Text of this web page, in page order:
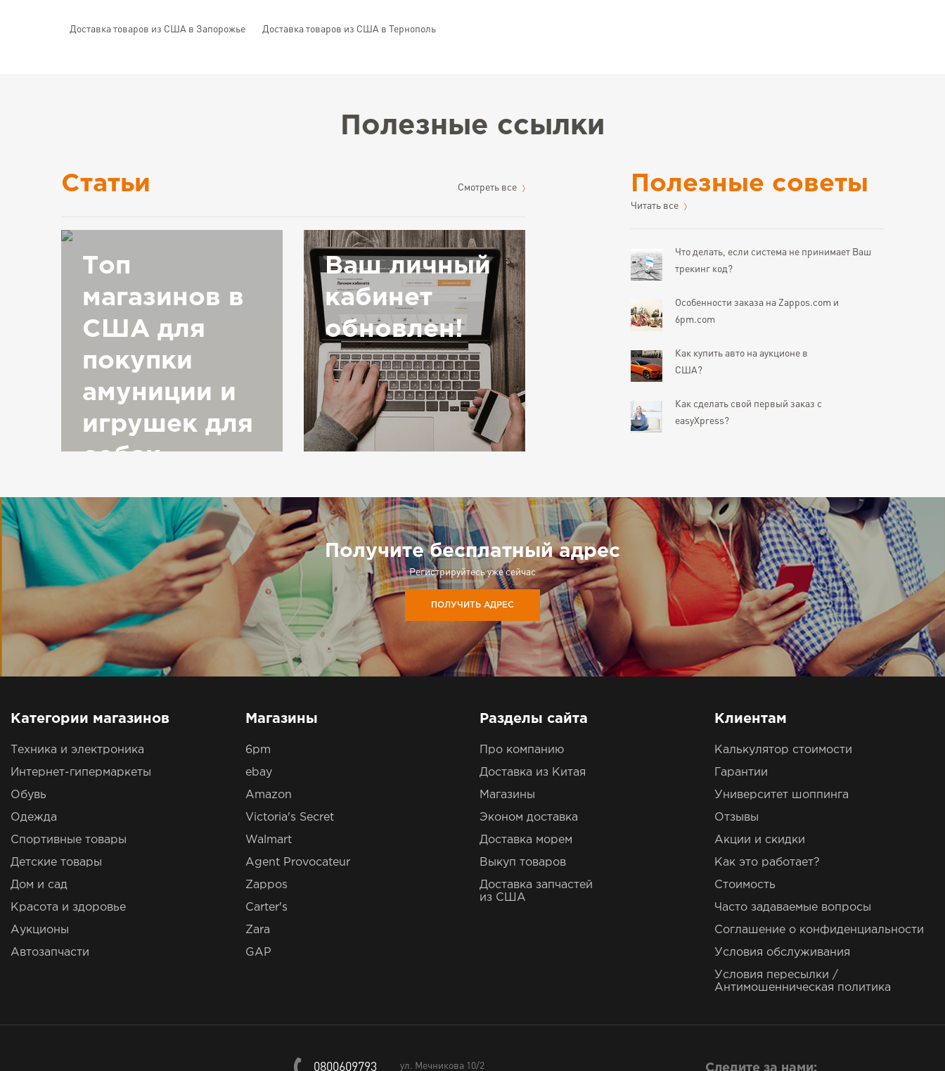
Доставка товаров из США в Запорожье Доставка товаров из США в Тернополь
Полезные ссылки
Статьи Cмотреть все
Топ
магазинов в
США для
покупки
амуниции и
игрушек для
собак
Ваш личный
кабинет
обновлен!
Полезные советы
Читать все
Что делать, если система не принимает Ваш
трекинг код?
Особенности заказа на Zappos.com и
6pm.com
Как купить авто на аукционе в
США?
Как сделать свой первый заказ с
easyXpress?
Получите бесплатный адрес
Регистрируйтесь уже сейчас
ПОЛУЧИТЬ АДРЕС
Категории магазинов
Техника и электроника
Интернет-гипермаркеты
Обувь
Одежда
Спортивные товары
Детские товары
Дом и сад
Красота и здоровье
Аукционы
Автозапчасти
Магазины
6pm
ebay
Amazon
Victoria's Secret
Walmart
Agent Provocateur
Zappos
Carter's
Zara
GAP
Разделы сайта
Про компанию
Доставка из Китая
Магазины
Эконом доставка
Доставка морем
Выкуп товаров
Доставка запчастей
из США
Клиентам
Калькулятор стоимости
Гарантии
Университет шоппинга
Отзывы
Акции и скидки
Как это работает?
Стоимость
Часто задаваемые вопросы
Соглашение о конфиденциальности
Условия обслуживания
Условия пересылки /
Антимошенническая политика
0800609793 ул. Мечникова 10/2 Следите за нами: